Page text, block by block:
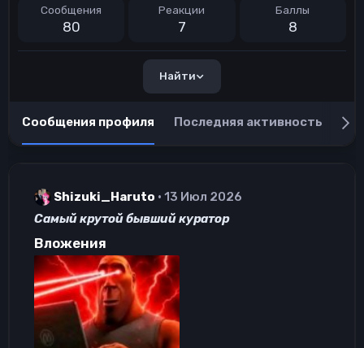
Сообщения
80
Реакции
7
Баллы
8
Найти
Сообщения профиля Последняя активность
Shizuki_Haruto
13 Июл 2026
Самый крутой бывший куратор
Вложения